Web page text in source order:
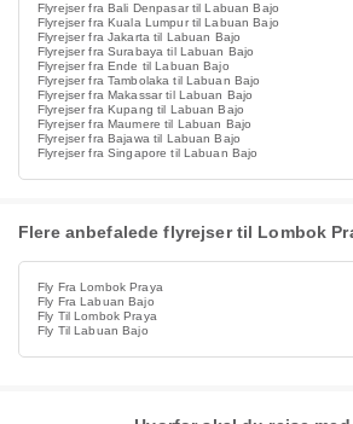
Flyrejser fra Bali Denpasar til Labuan Bajo
Flyrejser fra Kuala Lumpur til Labuan Bajo
Flyrejser fra Jakarta til Labuan Bajo
Flyrejser fra Surabaya til Labuan Bajo
Flyrejser fra Ende til Labuan Bajo
Flyrejser fra Tambolaka til Labuan Bajo
Flyrejser fra Makassar til Labuan Bajo
Flyrejser fra Kupang til Labuan Bajo
Flyrejser fra Maumere til Labuan Bajo
Flyrejser fra Bajawa til Labuan Bajo
Flyrejser fra Singapore til Labuan Bajo
Flere anbefalede flyrejser til Lombok
Fly Fra Lombok Praya
Fly Fra Labuan Bajo
Fly Til Lombok Praya
Fly Til Labuan Bajo